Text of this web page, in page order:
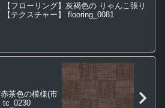
【フローリング】灰褐色の りゃんこ張り
【テクスチャー】 flooring_0081
茶色の模様(市
tc_0230